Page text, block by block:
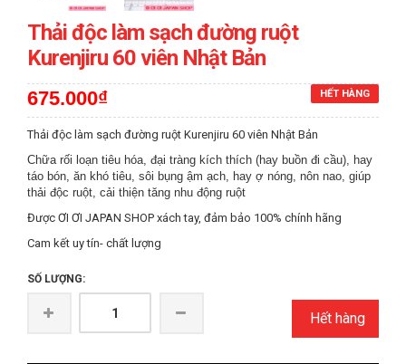
Thải độc làm sạch đường ruột
Kurenjiru 60 viên Nhật Bản
HẾT HÀNG
675.000₫
Thải độc làm sạch đường ruột Kurenjiru 60 viên Nhật Bản
Chữa rối loạn tiêu hóa, đại tràng kích thích (hay buồn đi cầu), hay
táo bón, ăn khó tiêu, sôi bụng ậm ạch, hay ợ nóng, nôn nao, giúp
thải độc ruột, cải thiện tăng nhu động ruột
Được ƠI ƠI JAPAN SHOP xách tay, đảm bảo 100% chính hãng
Cam kết uy tín- chất lượng
SỐ LƯỢNG:
Hết hàng